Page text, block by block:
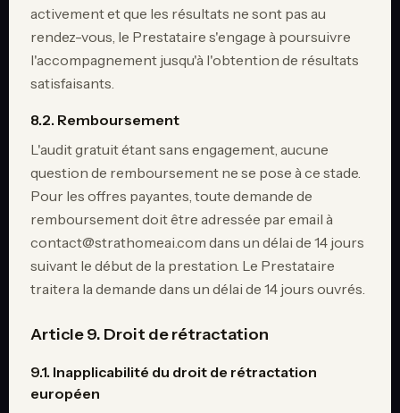
activement et que les résultats ne sont pas au
rendez-vous, le Prestataire s'engage à poursuivre
l'accompagnement jusqu'à l'obtention de résultats
satisfaisants.
8.2. Remboursement
L'audit gratuit étant sans engagement, aucune
question de remboursement ne se pose à ce stade.
Pour les offres payantes, toute demande de
remboursement doit être adressée par email à
contact@strathomeai.com dans un délai de 14 jours
suivant le début de la prestation. Le Prestataire
traitera la demande dans un délai de 14 jours ouvrés.
Article 9. Droit de rétractation
9.1. Inapplicabilité du droit de rétractation
européen